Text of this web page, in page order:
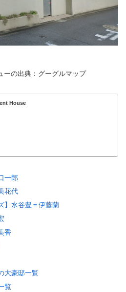
ーの出典：グーグルマップ
House
一郎
花代
】水谷豊＝伊藤蘭
香
大豪邸一覧
覧